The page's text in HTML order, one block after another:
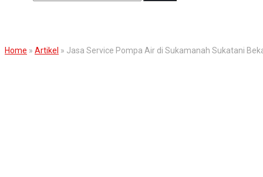
Home » Artikel » Jasa Service Pompa Air di Sukamanah Sukatani